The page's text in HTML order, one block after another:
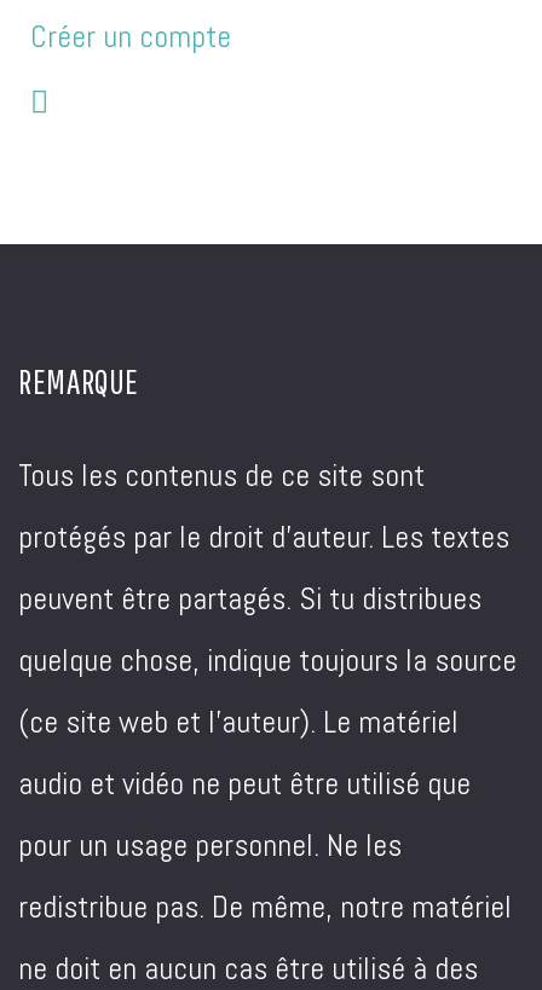
Créer un compte
REMARQUE
Tous les contenus de ce site sont
protégés par le droit d'auteur. Les textes
peuvent être partagés. Si tu distribues
quelque chose, indique toujours la source
(ce site web et l'auteur). Le matériel
audio et vidéo ne peut être utilisé que
pour un usage personnel. Ne les
redistribue pas. De même, notre matériel
ne doit en aucun cas être utilisé à des